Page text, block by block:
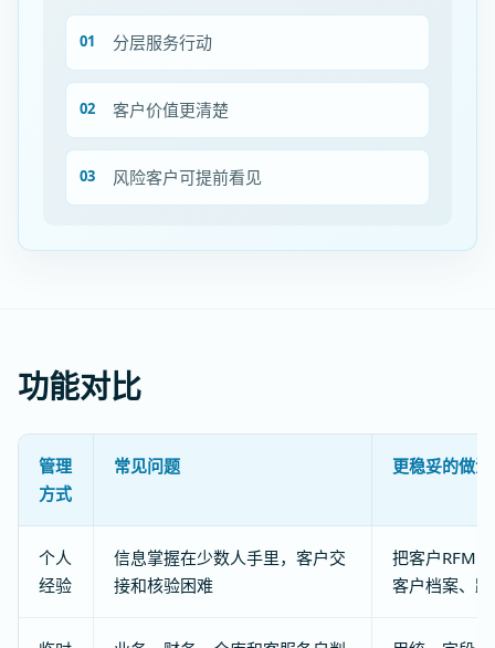
分层服务行动
客户价值更清楚
风险客户可提前看见
功能对比
管理
方式
常见问题 更稳妥的做法
个人
经验
信息掌握在少数人手里，客户交
接和核验困难
把客户RFM
客户档案、